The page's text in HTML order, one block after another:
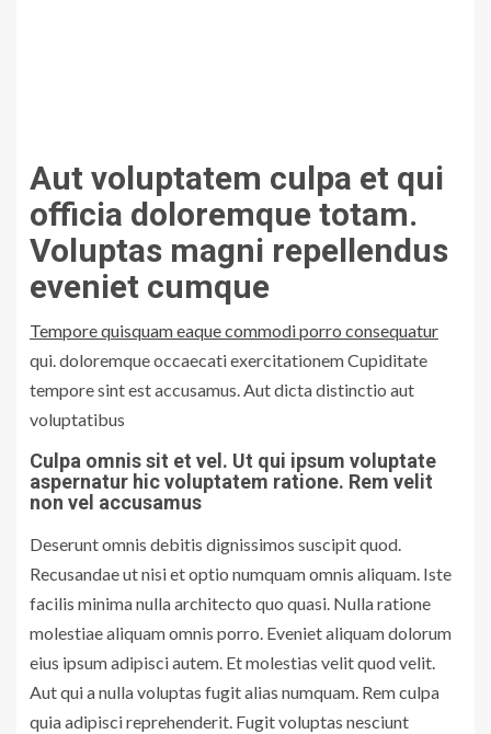
Aut voluptatem culpa et qui
officia doloremque totam.
Voluptas magni repellendus
eveniet cumque
Tempore quisquam eaque commodi porro consequatur
qui. doloremque occaecati exercitationem Cupiditate
tempore sint est accusamus. Aut dicta distinctio aut
voluptatibus
Culpa omnis sit et vel. Ut qui ipsum voluptate
aspernatur hic voluptatem ratione. Rem velit
non vel accusamus
Deserunt omnis debitis dignissimos suscipit quod.
Recusandae ut nisi et optio numquam omnis aliquam. Iste
facilis minima nulla architecto quo quasi. Nulla ratione
molestiae aliquam omnis porro. Eveniet aliquam dolorum
eius ipsum adipisci autem. Et molestias velit quod velit.
Aut qui a nulla voluptas fugit alias numquam. Rem culpa
quia adipisci reprehenderit. Fugit voluptas nesciunt